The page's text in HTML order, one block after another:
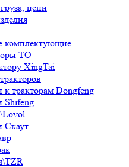
цепи
комплектующие
ТО
XingTai
к тракторам Dongfeng
Shifeng
Скаут